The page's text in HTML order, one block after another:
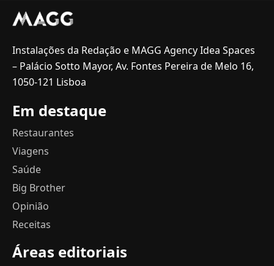
Instalações da Redação e MAGG Agency Idea Spaces
– Palácio Sotto Mayor, Av. Fontes Pereira de Melo 16,
1050-121 Lisboa
Em destaque
Restaurantes
Viagens
Saúde
Big Brother
Opinião
Receitas
Áreas editoriais